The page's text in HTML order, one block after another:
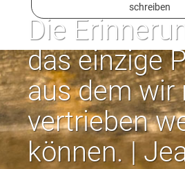
schreiben
Die
das einzige
aus dem wir
vertrieben
können. |